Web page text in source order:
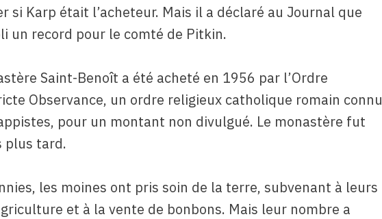
si Karp était l’acheteur. Mais il a déclaré au Journal que
un record pour le comté de Pitkin.
Saint-Benoît a été acheté en 1956 par l’Ordre
Observance, un ordre religieux catholique romain connu
pour un montant non divulgué. Le monastère fut
plus tard.
les moines ont pris soin de la terre, subvenant à leurs
et à la vente de bonbons. Mais leur nombre a